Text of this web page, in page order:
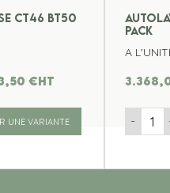
CT46 BT50
€ht
UNE VARIANTE
PACK
A
-